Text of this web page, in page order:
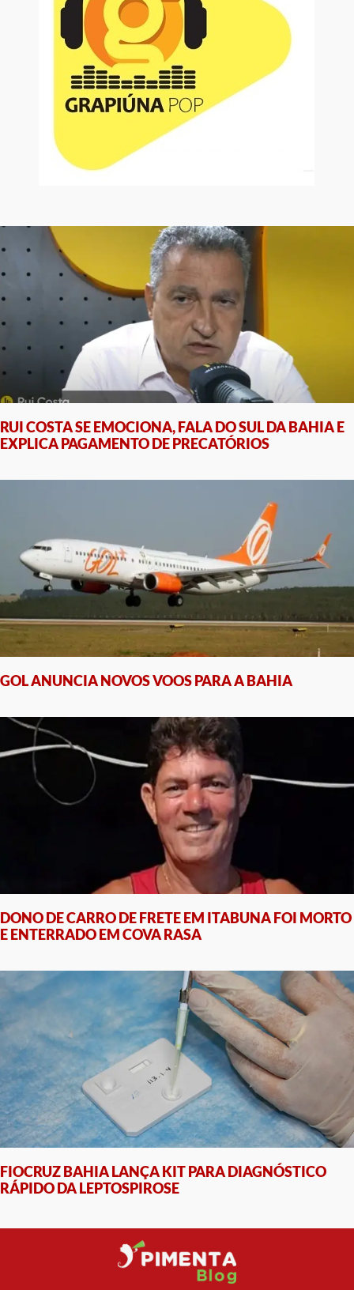
RUI COSTA SE EMOCIONA, FALA DO SUL DA BAHIA E
EXPLICA PAGAMENTO DE PRECATÓRIOS
GOL ANUNCIA NOVOS VOOS PARA A BAHIA
DONO DE CARRO DE FRETE EM ITABUNA FOI MORTO
E ENTERRADO EM COVA RASA
FIOCRUZ BAHIA LANÇA KIT PARA DIAGNÓSTICO
RÁPIDO DA LEPTOSPIROSE